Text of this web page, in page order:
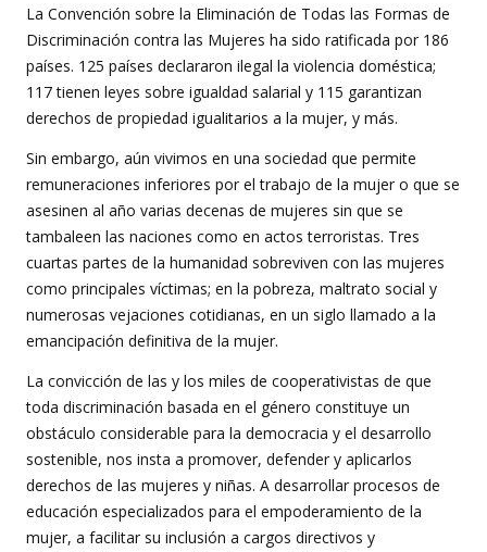
La Convención sobre la Eliminación de Todas las Formas de
Discriminación contra las Mujeres ha sido ratificada por 186
países. 125 países declararon ilegal la violencia doméstica;
117 tienen leyes sobre igualdad salarial y 115 garantizan
derechos de propiedad igualitarios a la mujer, y más.
Sin embargo, aún vivimos en una sociedad que permite
remuneraciones inferiores por el trabajo de la mujer o que se
asesinen al año varias decenas de mujeres sin que se
tambaleen las naciones como en actos terroristas. Tres
cuartas partes de la humanidad sobreviven con las mujeres
como principales víctimas; en la pobreza, maltrato social y
numerosas vejaciones cotidianas, en un siglo llamado a la
emancipación definitiva de la mujer.
La convicción de las y los miles de cooperativistas de que
toda discriminación basada en el género constituye un
obstáculo considerable para la democracia y el desarrollo
sostenible, nos insta a promover, defender y aplicarlos
derechos de las mujeres y niñas. A desarrollar procesos de
educación especializados para el empoderamiento de la
mujer, a facilitar su inclusión a cargos directivos y